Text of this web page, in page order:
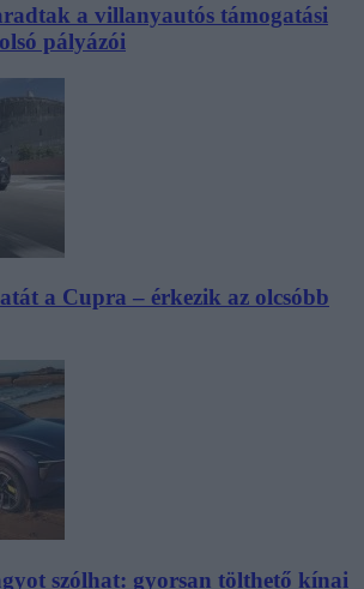
a villanyautós támogatási
pályázói
a Cupra – érkezik az olcsóbb
szólhat: gyorsan tölthető kínai